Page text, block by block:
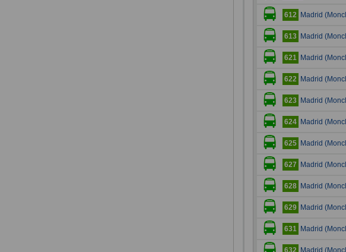
612 Madrid
613 Madrid
621 Madrid
622 Madrid
623 Madrid
624 Madrid
625 Madrid
627 Madrid
628 Madrid
629 Madrid
631 Madrid
Madrid